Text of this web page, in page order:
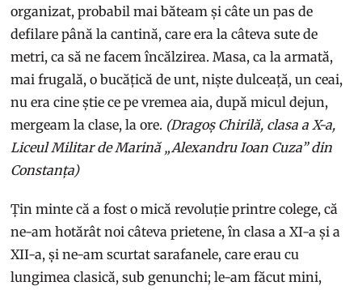
organizat, probabil mai băteam și câte un pas de
defilare până la cantină, care era la câteva sute de
metri, ca să ne facem încălzirea. Masa, ca la armată,
mai frugală, o bucățică de unt, niște dulceață, un ceai,
nu era cine știe ce pe vremea aia, după micul dejun,
mergeam la clase, la ore. (Dragoș Chirilă, clasa a X-a,
Liceul Militar de Marină „Alexandru Ioan Cuza” din
Constanța)
Țin minte că a fost o mică revoluție printre colege, că
ne-am hotărât noi câteva prietene, în clasa a XI-a și a
XII-a, și ne-am scurtat sarafanele, care erau cu
lungimea clasică, sub genunchi; le-am făcut mini,